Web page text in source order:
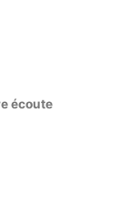
écoute